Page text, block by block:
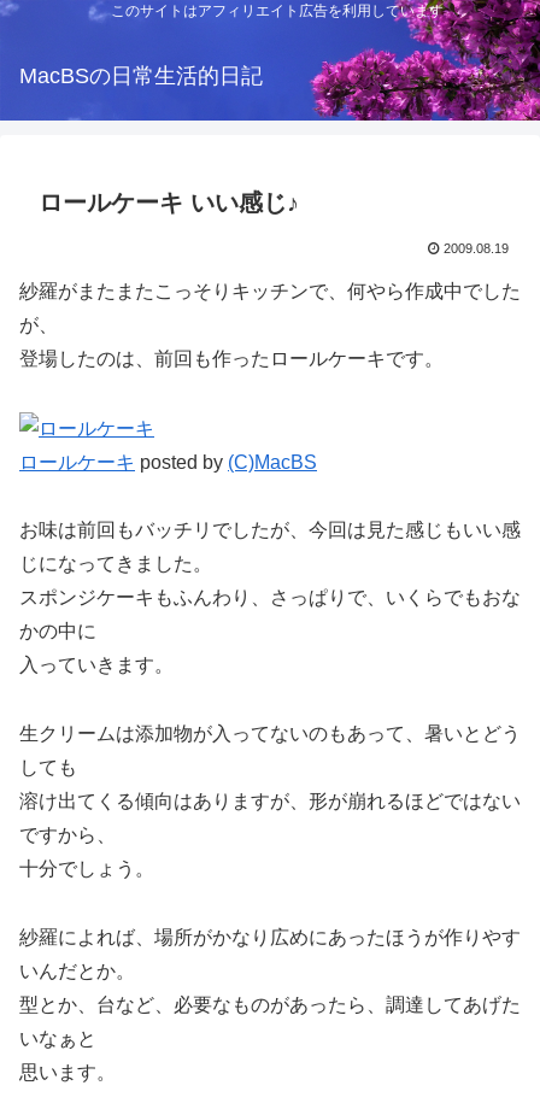
このサイトはアフィリエイト広告を利用しています
MacBSの日常生活的日記
ロールケーキ いい感じ♪
2009.08.19
紗羅がまたまたこっそりキッチンで、何やら作成中でした
が、
登場したのは、前回も作ったロールケーキです。
ロールケーキ posted by (C)MacBS
お味は前回もバッチリでしたが、今回は見た感じもいい感
じになってきました。
スポンジケーキもふんわり、さっぱりで、いくらでもおな
かの中に
入っていきます。
生クリームは添加物が入ってないのもあって、暑いとどう
しても
溶け出てくる傾向はありますが、形が崩れるほどではない
ですから、
十分でしょう。
紗羅によれば、場所がかなり広めにあったほうが作りやす
いんだとか。
型とか、台など、必要なものがあったら、調達してあげた
いなぁと
思います。